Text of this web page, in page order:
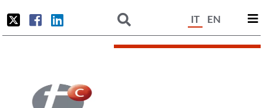
IT EN